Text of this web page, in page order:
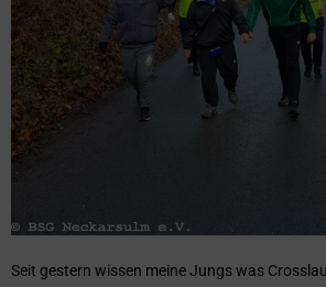
Seit gestern wissen meine Jungs was